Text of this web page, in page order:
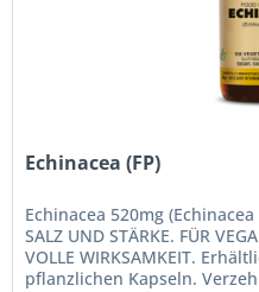
Echinacea (FP)
Echinacea 520mg (Echinacea
SALZ UND STÄRKE. FÜR
VOLLE WIRKSAMKEIT.
pflanzlichen Kapseln.